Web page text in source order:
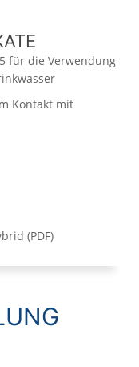
für die Verwendung
Kontakt mit
(PDF)